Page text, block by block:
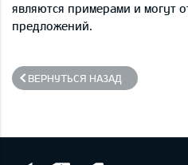
являются примерами и могут
предложений.
ВЕРНУТЬСЯ НАЗАД